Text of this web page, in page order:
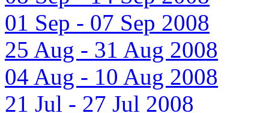
01 Sep - 07 Sep 2008
25 Aug - 31 Aug 2008
04 Aug - 10 Aug 2008
21 Jul - 27 Jul 2008